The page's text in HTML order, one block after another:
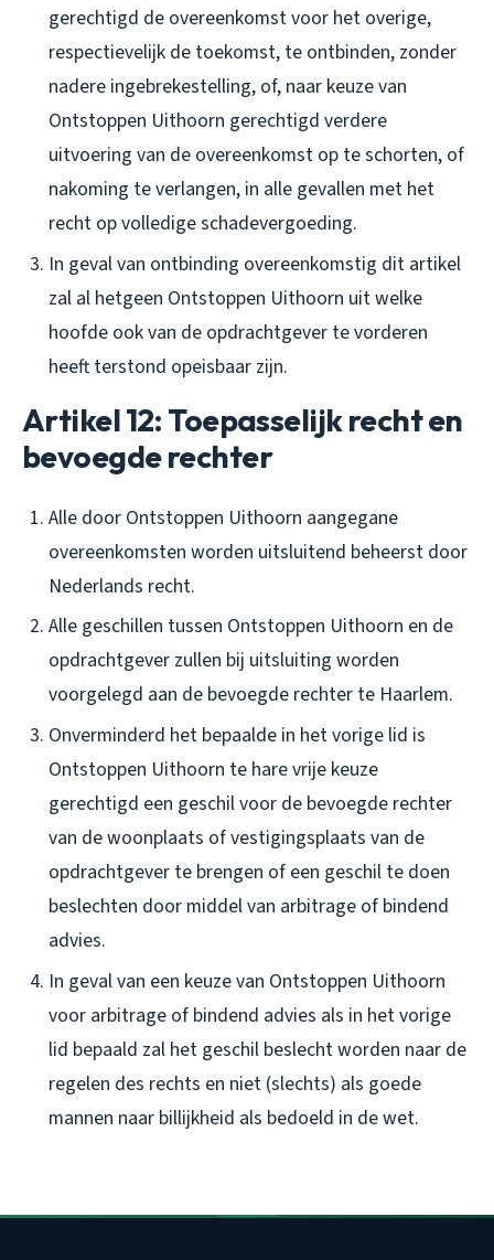
gerechtigd de overeenkomst voor het overige,
respectievelijk de toekomst, te ontbinden, zonder
nadere ingebrekestelling, of, naar keuze van
Ontstoppen Uithoorn gerechtigd verdere
uitvoering van de overeenkomst op te schorten, of
nakoming te verlangen, in alle gevallen met het
recht op volledige schadevergoeding.
In geval van ontbinding overeenkomstig dit artikel
zal al hetgeen Ontstoppen Uithoorn uit welke
hoofde ook van de opdrachtgever te vorderen
heeft terstond opeisbaar zijn.
Artikel 12: Toepasselijk recht en
bevoegde rechter
Alle door Ontstoppen Uithoorn aangegane
overeenkomsten worden uitsluitend beheerst door
Nederlands recht.
Alle geschillen tussen Ontstoppen Uithoorn en de
opdrachtgever zullen bij uitsluiting worden
voorgelegd aan de bevoegde rechter te Haarlem.
Onverminderd het bepaalde in het vorige lid is
Ontstoppen Uithoorn te hare vrije keuze
gerechtigd een geschil voor de bevoegde rechter
van de woonplaats of vestigingsplaats van de
opdrachtgever te brengen of een geschil te doen
beslechten door middel van arbitrage of bindend
advies.
In geval van een keuze van Ontstoppen Uithoorn
voor arbitrage of bindend advies als in het vorige
lid bepaald zal het geschil beslecht worden naar de
regelen des rechts en niet (slechts) als goede
mannen naar billijkheid als bedoeld in de wet.